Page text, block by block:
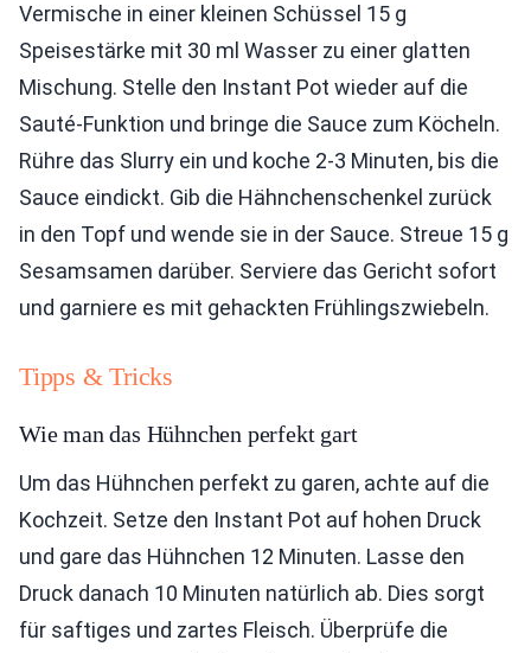
Vermische in einer kleinen Schüssel 15 g
Speisestärke mit 30 ml Wasser zu einer glatten
Mischung. Stelle den Instant Pot wieder auf die
Sauté-Funktion und bringe die Sauce zum Köcheln.
Rühre das Slurry ein und koche 2-3 Minuten, bis die
Sauce eindickt. Gib die Hähnchenschenkel zurück
in den Topf und wende sie in der Sauce. Streue 15 g
Sesamsamen darüber. Serviere das Gericht sofort
und garniere es mit gehackten Frühlingszwiebeln.
Tipps & Tricks
Wie man das Hühnchen perfekt gart
Um das Hühnchen perfekt zu garen, achte auf die
Kochzeit. Setze den Instant Pot auf hohen Druck
und gare das Hühnchen 12 Minuten. Lasse den
Druck danach 10 Minuten natürlich ab. Dies sorgt
für saftiges und zartes Fleisch. Überprüfe die